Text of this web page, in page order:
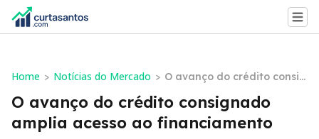
Home > Notícias do Mercado > O avanço do crédito consig
nado amplia acesso ao fin
anciamento
O avanço do crédito consignado
amplia acesso ao financiamento